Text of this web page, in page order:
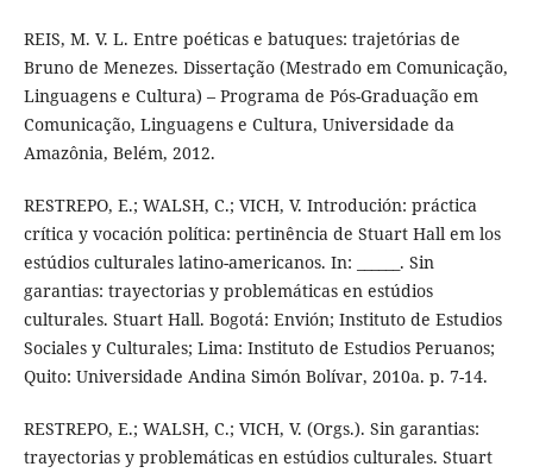
REIS, M. V. L. Entre poéticas e batuques: trajetórias de
Bruno de Menezes. Dissertação (Mestrado em Comunicação,
Linguagens e Cultura) – Programa de Pós-Graduação em
Comunicação, Linguagens e Cultura, Universidade da
Amazônia, Belém, 2012.
RESTREPO, E.; WALSH, C.; VICH, V. Introdución: práctica
crítica y vocación política: pertinência de Stuart Hall em los
estúdios culturales latino-americanos. In: ______. Sin
garantias: trayectorias y problemáticas en estúdios
culturales. Stuart Hall. Bogotá: Envión; Instituto de Estudios
Sociales y Culturales; Lima: Instituto de Estudios Peruanos;
Quito: Universidade Andina Simón Bolívar, 2010a. p. 7-14.
RESTREPO, E.; WALSH, C.; VICH, V. (Orgs.). Sin garantias:
trayectorias y problemáticas en estúdios culturales. Stuart